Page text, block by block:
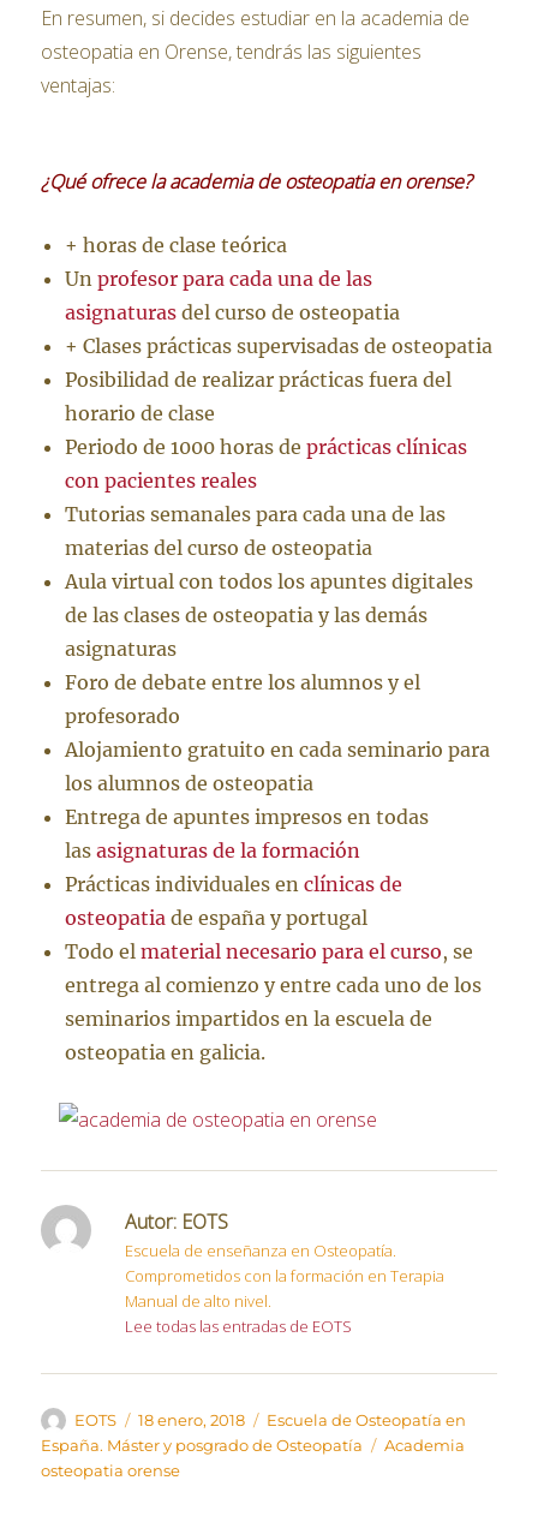
En resumen, si decides estudiar en la academia de
osteopatia en Orense, tendrás las siguientes
ventajas:
¿Qué ofrece la academia de osteopatia en orense?
+ horas de clase teórica
Unprofesor para cada una de las
asignaturas del curso de osteopatia
+ Clases prácticas supervisadas de osteopatia
Posibilidad de realizar prácticas fuera del
horario de clase
Periodo de 1000 horas deprácticas clínicas
con pacientes reales
Tutorias semanales para cada una de las
materias del curso de osteopatia
Aula virtual con todos los apuntes digitales
de las clases de osteopatia y las demás
asignaturas
Foro de debate entre los alumnos y el
profesorado
Alojamiento gratuito en cada seminario para
los alumnos de osteopatia
Entrega de apuntes impresos en todas
lasasignaturas de la formación
Prácticas individuales enclínicas de
osteopatia de españa y portugal
Todo elmaterial necesario para el curso, se
entrega al comienzo y entre cada uno de los
seminarios impartidos en la escuela de
osteopatia en galicia.
Autor: EOTS
Escuela de enseñanza en Osteopatía.
Comprometidos con la formación en Terapia
Manual de alto nivel.
Lee todas las entradas de EOTS
Autor
EOTS
Publicado
el
18 enero, 2018 Categorías
Escuela de Osteopatía en
España. Máster y posgrado de Osteopatía
Etiquetas
Academia
osteopatia orense